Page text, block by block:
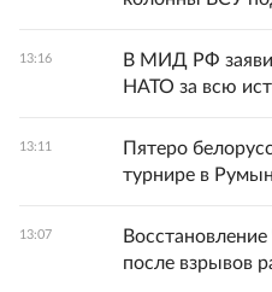
13:16
В МИД РФ
НАТО за всю
13:11
Пятеро
турнире в
13:07
после взрывов